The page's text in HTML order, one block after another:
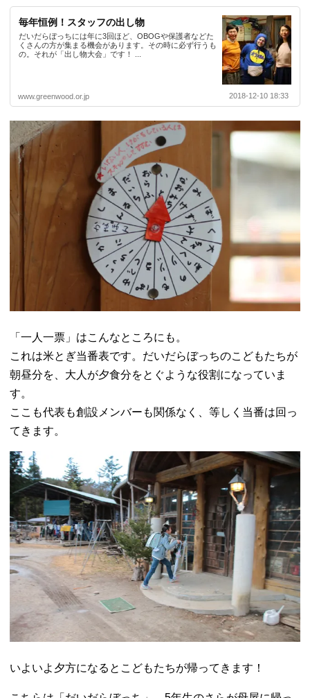
毎年恒例！スタッフの出し物
だいだらぼっちには年に3回ほど、OBOGや保護者などた
くさんの方が集まる機会があります。その時に必ず行うも
の。それが「出し物大会」です！ ...
www.greenwood.or.jp 2018-12-10 18:33
「一人一票」はこんなところにも。
これは米とぎ当番表です。だいだらぼっちのこどもたちが
朝昼分を、大人が夕食分をとぐような役割になっていま
す。
ここも代表も創設メンバーも関係なく、等しく当番は回っ
てきます。
いよいよ夕方になるとこどもたちが帰ってきます！